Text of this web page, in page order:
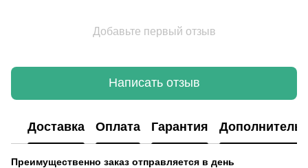
Добавьте первый отзыв
Написать отзыв
Доставка Оплата Гарантия
Преимущественно заказ отправляется в день